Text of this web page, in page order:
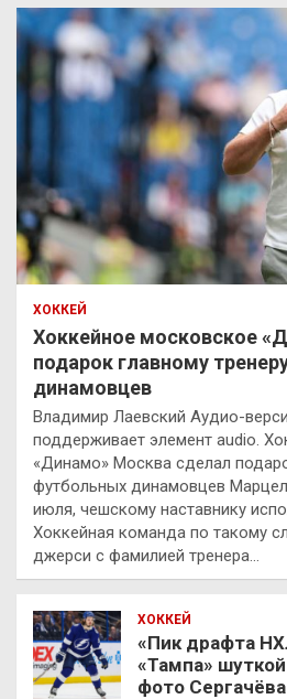
ХОККЕЙ
Хоккейное московское
подарок главному
динамовцев
Владимир Лаевский Аудио-
поддерживает элемент audio.
«Динамо» Москва сделал
футбольных динамовцев
июля, чешскому наставнику
Хоккейная команда по такому
джерси с фамилией тренера…
ХОККЕЙ
«Пик драфта
«Тампа»
фото